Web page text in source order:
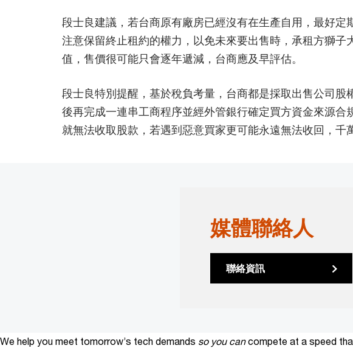
段士良建議，若台商原有廠房已經沒有在生產自用，最好
注意保留終止租約的權力，以免未來要出售時，承租方獅
值，售價很可能只會逐年遞減，台商應及早評估。
段士良特別提醒，基於稅負考量，台商都是採取出售公司
後再完成一連串工商程序並經外管銀行確定買方資金來源
就無法收取股款，若遇到惡意買家更可能永遠無法收回，千
媒體聯絡人
聯絡資訊
We help you meet tomorrow’s tech demands so you can compete at a speed